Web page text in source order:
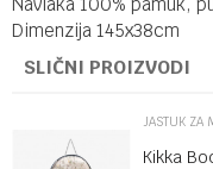
Dimenzija 145x38cm
SLIČNI PROIZVODI
JASTUK ZA
Kikka